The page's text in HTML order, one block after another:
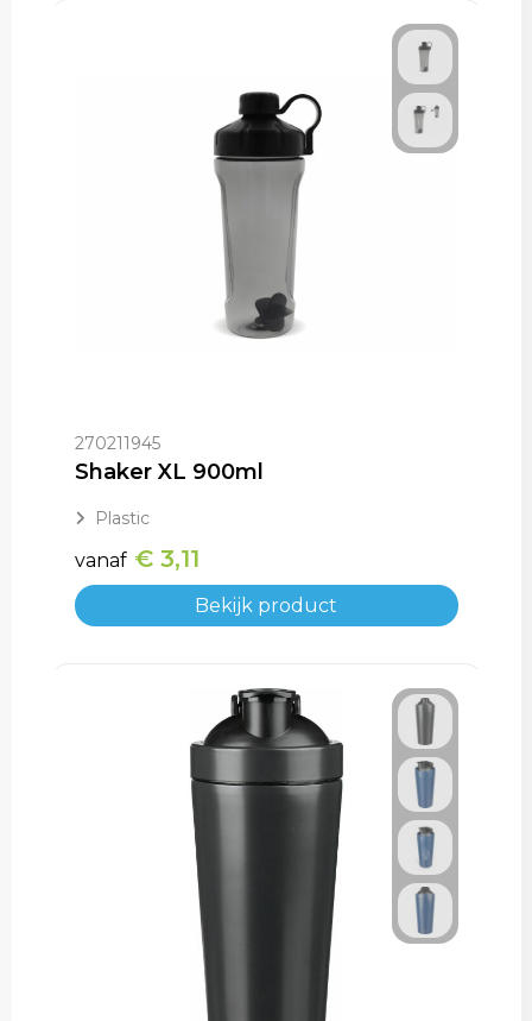
270211945
Shaker XL 900ml
Plastic
vanaf € 3,11
Bekijk product